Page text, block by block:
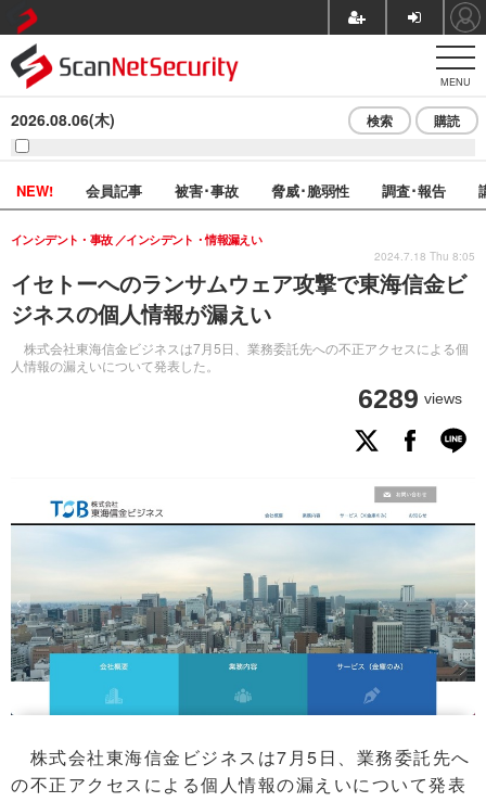
MENU
2026.08.06(木) 検索 購読
NEW! 会員記事 被害･事故 脅威･脆弱性 調査･報告
イセトーへのランサムウェア攻撃で東海信金ビ
ジネスの個人情報が漏えい
株式会社東海信金ビジネスは7月5日、業務委託先への不正アクセスによる個
人情報の漏えいについて発表した。
インシデント・事故 インシデント・情報漏えい
6289 views
2024.7.18 Thu 8:05
株式会社東海信金ビジネスは7月5日、業務委託先へ
の不正アクセスによる個人情報の漏えいについて発表